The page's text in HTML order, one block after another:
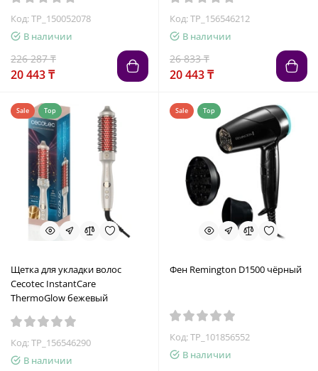
Код: TP_150052078
В наличии
226 287 ₸
20 443 ₸
Код: TP_156546212
В наличии
26 833 ₸
20 443 ₸
Sale Top
Щетка для укладки волос
Cecotec InstantCare
ThermoGlow бежевый
Код: TP_156546290
В наличии
Sale Top
Фен Remington D1500 чёрный
Код: TP_101856552
В наличии